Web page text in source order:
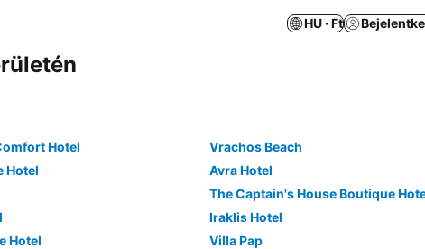
HU · Ft
Hotel
Vrachos Beach
Hotel
Avra Hotel
The Captain's House Boutique
Iraklis Hotel
Hotel
Villa Pap